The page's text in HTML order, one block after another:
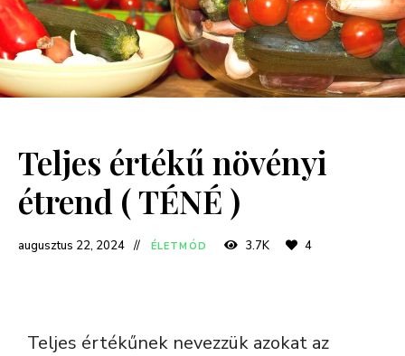
Teljes értékű növényi
étrend ( TÉNÉ )
augusztus 22, 2024 ÉLETMÓD 3.7K 4
Teljes értékűnek nevezzük azokat az